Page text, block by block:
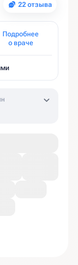
22 отзыва
Подробнее
о враче